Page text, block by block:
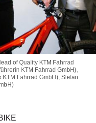
of Quality KTM Fahrrad
KTM Fahrrad GmbH),
Fahrrad GmbH), Stefan